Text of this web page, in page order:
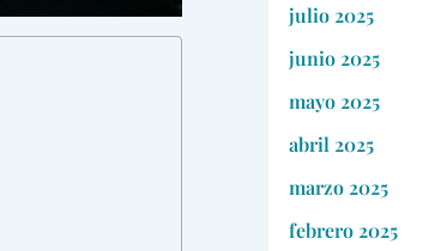
julio 2025
junio 2025
mayo 2025
abril 2025
marzo 2025
febrero 2025